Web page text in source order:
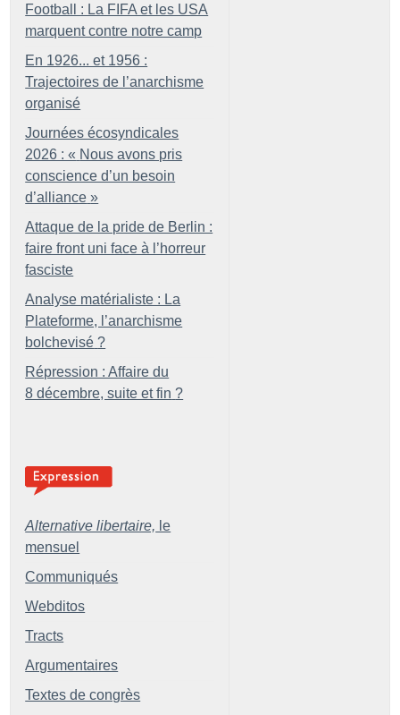
Football : La FIFA et les USA
marquent contre notre camp
En 1926... et 1956 :
Trajectoires de l’anarchisme
organisé
Journées écosyndicales
2026 : « Nous avons pris
conscience d’un besoin
d’alliance »
Attaque de la pride de Berlin :
faire front uni face à l’horreur
fasciste
Analyse matérialiste : La
Plateforme, l’anarchisme
bolchevisé ?
Répression : Affaire du
8 décembre, suite et fin ?
Alternative libertaire, le
mensuel
Communiqués
Webditos
Tracts
Argumentaires
Textes de congrès